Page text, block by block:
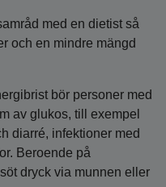
med en dietist så
och en mindre mängd
bör personer med
av glukos, till exempel
diarré, infektioner med
Beroende på
dryck via munnen eller